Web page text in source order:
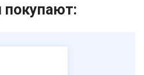
покупают: